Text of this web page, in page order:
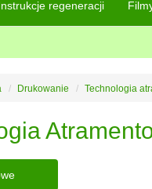
regeneracji
Drukowanie Technologia